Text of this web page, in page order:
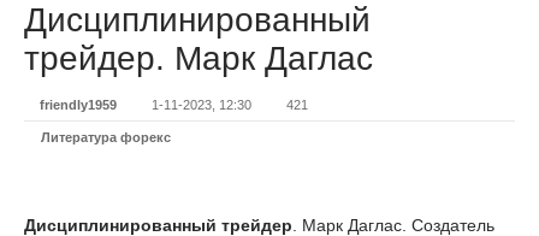
Дисциплинированный
трейдер. Марк Даглас
friendly1959 1-11-2023, 12:30 421
Литература форекс
Дисциплинированный трейдер . Марк Даглас. Создатель